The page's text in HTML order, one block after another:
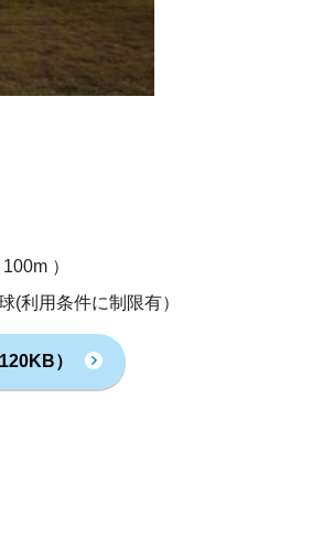
）
(利用条件に制限有）
）